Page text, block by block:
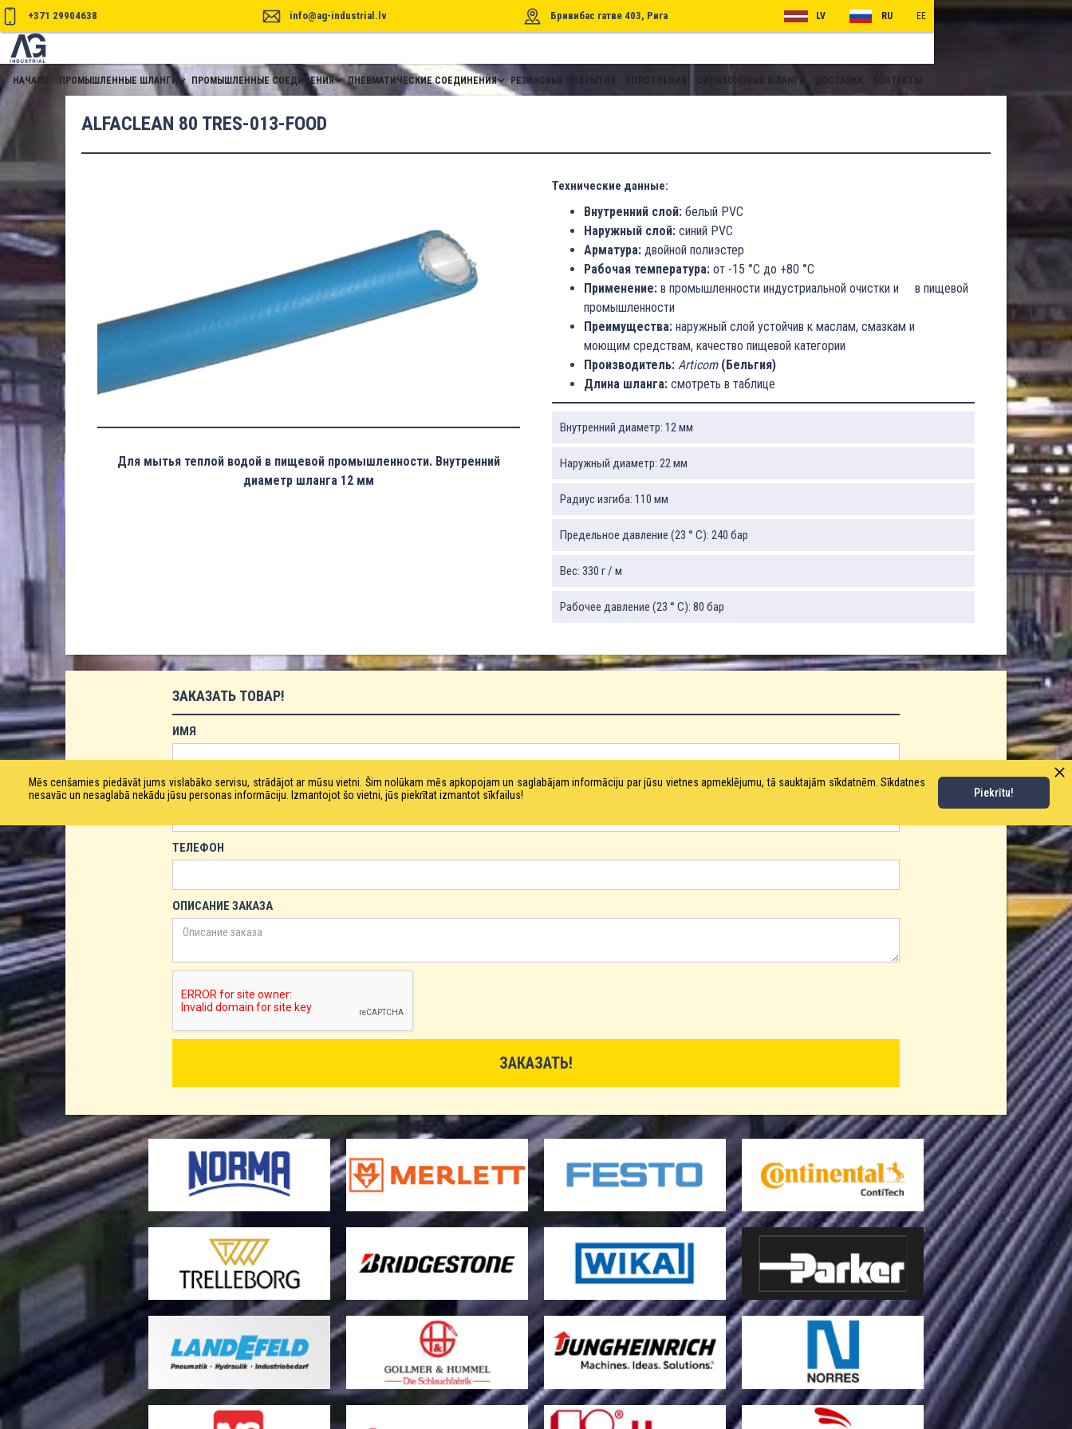
+371 29904638 info@ag-industrial.lv Бривибас гатве 403, Рига LV RU EE
НАЧАЛО ПРОМЫШЛЕННЫЕ ШЛАНГИ ПРОМЫШЛЕННЫЕ СОЕДИНЕНИЯ ПНЕВМАТИЧЕСКИЕ СОЕДИНЕНИЯ РЕЗИНОВЫЕ ПОКРЫТИЯ УПЛОТНЕНИЯ СИЛИКОНОВЫЕ ШЛАНГИ ДОСТАВКА КОНТАКТЫ
ALFACLEAN 80 TRES-013-FOOD
Для мытья теплой водой в пищевой промышленности. Внутренний
диаметр шланга 12 мм
Технические данные:
Внутренний слой: белый PVC
Наружный слой: синий PVC
Арматура: двойной полиэстер
Рабочая температура: от -15 °C до +80 °C
Применение: в промышленности индустриальной очистки и в пищевой
промышленности
Преимущества: наружный слой устойчив к маслам, смазкам и
моющим средствам, качество пищевой категории
Производитель: Articom(Бельгия)
Длина шланга: смотреть в таблице
Внутренний диаметр: 12 мм
Наружный диаметр: 22 мм
Радиус изгиба: 110 мм
Предельное давление (23 ° C): 240 бар
Вес: 330 г / м
Рабочее давление (23 ° C): 80 бар
ЗАКАЗАТЬ ТОВАР!
ИМЯ
ЕМАЙЛ
ТЕЛЕФОН
ОПИСАНИЕ ЗАКАЗА
Mēs cenšamies piedāvāt jums vislabāko servisu, strādājot ar mūsu vietni. Šim nolūkam mēs apkopojam un saglabājam informāciju par jūsu vietnes apmeklējumu, tā sauktajām sīkdatnēm. Sīkdatnes
nesavāc un nesaglabā nekādu jūsu personas informāciju. Izmantojot šo vietni, jūs piekrītat izmantot sīkfailus!
Piekrītu!